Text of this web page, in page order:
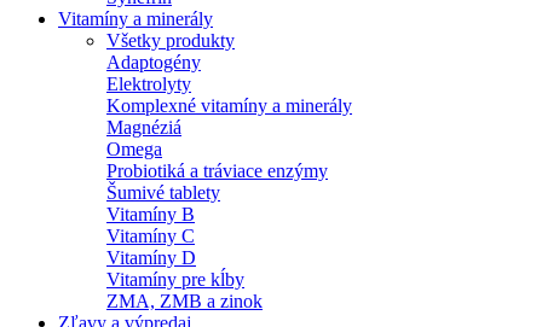
Vitamíny a minerály
Všetky produkty
Adaptogény
Elektrolyty
Komplexné vitamíny a minerály
Magnéziá
Omega
Probiotiká a tráviace enzýmy
Šumivé tablety
Vitamíny B
Vitamíny C
Vitamíny D
Vitamíny pre kĺby
ZMA, ZMB a zinok